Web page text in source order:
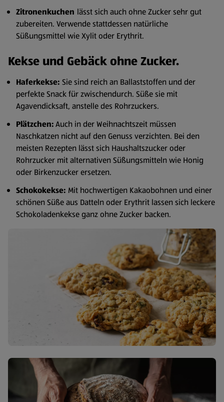
Zitronenkuchen lässt sich auch ohne Zucker sehr gut
zubereiten. Verwende stattdessen natürliche
Süßungsmittel wie Xylit oder Erythrit.
Kekse und Gebäck ohne Zucker.
Haferkekse: Sie sind reich an Ballaststoffen und der
perfekte Snack für zwischendurch. Süße sie mit
Agavendicksaft, anstelle des Rohrzuckers.
Plätzchen:Auch in der Weihnachtszeit müssen
Naschkatzen nicht auf den Genuss verzichten. Bei den
meisten Rezepten lässt sich Haushaltszucker oder
Rohrzucker mit alternativen Süßungsmitteln wie Honig
oder Birkenzucker ersetzen.
Schokokekse: Mit hochwertigen Kakaobohnen und einer
schönen Süße aus Datteln oder Erythrit lassen sich leckere
Schokoladenkekse ganz ohne Zucker backen.